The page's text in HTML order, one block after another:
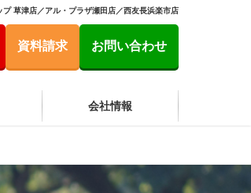
草津店／アル・プラザ瀬田店／西友長浜楽市店
資料請求 お問い合わせ
会社情報